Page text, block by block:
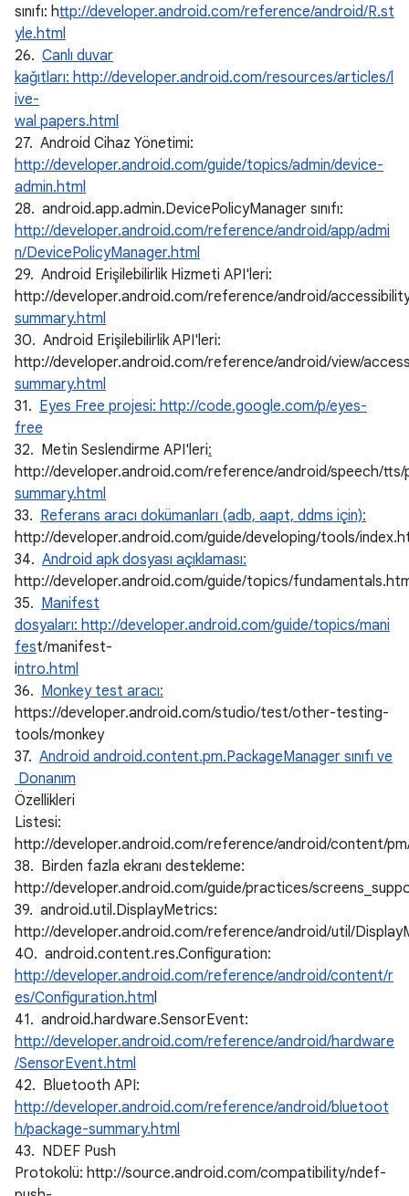
sınıfı: http://developer.android.com/reference/android/R.st
yle.html
26. Canlı duvar
kağıtları: http://developer.android.com/resources/articles/l
ive-
wal papers.html
27. Android Cihaz Yönetimi:
http://developer.android.com/guide/topics/admin/device-
admin.html
28. android.app.admin.DevicePolicyManager sınıfı:
http://developer.android.com/reference/android/app/admi
n/DevicePolicyManager.html
29. Android Erişilebilirlik Hizmeti API'leri:
http://developer.android.com/reference/android/
summary.html
30. Android Erişilebilirlik API'leri:
http://developer.android.com/reference/android/view/
summary.html
31. Eyes Free projesi: http://code.google.com/p/eyes-
free
32. Metin Seslendirme API'leri:
http://developer.android.com/reference/android/speech/tts/
summary.html
33. Referans aracı dokümanları (adb, aapt, ddms için):
http://developer.android.com/guide/developing/tools/
34. Android apk dosyası açıklaması:
http://developer.android.com/guide/topics/
35. Manifest
dosyaları: http://developer.android.com/guide/topics/mani
fest/manifest-
intro.html
36. Monkey test aracı:
https://developer.android.com/studio/test/other-testing-
tools/monkey
37. Android android.content.pm.PackageManager sınıfı ve
Donanım
Özellikleri
Listesi:
http://developer.android.com/reference/android/content/
38. Birden fazla ekranı destekleme:
http://developer.android.com/guide/practices/
39. android.util.DisplayMetrics:
http://developer.android.com/reference/android/util/
40. android.content.res.Configuration:
http://developer.android.com/reference/android/content/r
es/Configuration.html
41. android.hardware.SensorEvent:
http://developer.android.com/reference/android/hardware
/SensorEvent.html
42. Bluetooth API:
http://developer.android.com/reference/android/bluetoot
h/package-summary.html
43. NDEF Push
Protokolü: http://source.android.com/compatibility/ndef-